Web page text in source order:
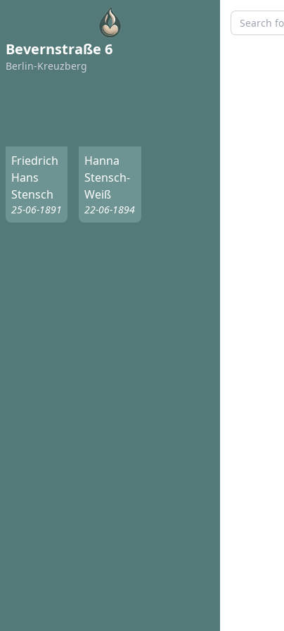
Bevernstraße 6
Berlin-Kreuzberg
Friedrich
Hans
Stensch
25-06-1891
Hanna
Stensch-
Weiß
22-06-1894